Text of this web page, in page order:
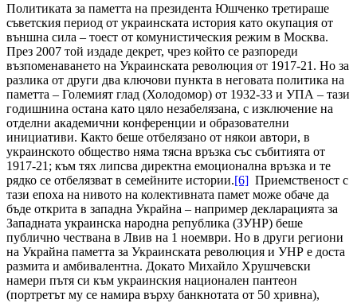
Политиката за паметта на президента Юшченко третираше
съветския период от украинската история като окупация от
външна сила – тоест от комунистическия режим в Москва.
През 2007 той издаде декрет, чрез който се разпореди
възпоменаването на Украинската революция от 1917-21. Но за
разлика от други два ключови пункта в неговата политика на
паметта – Големият глад (Холодомор) от 1932-33 и УПА – тази
годишнина остана като цяло незабелязана, с изключение на
отделни академични конференции и образователни
инициативи. Както беше отбелязано от някои автори, в
украинското общество няма тясна връзка със събитията от
1917-21; към тях липсва директна емоционална връзка и те
рядко се отбелязват в семейните истории.[6] Приемственост с
тази епоха на нивото на колективната памет може обаче да
бъде открита в западна Украйна – например декларацията за
Западната украинска народна република (ЗУНР) беше
публично чествана в Лвив на 1 ноември. Но в други региони
на Украйна паметта за Украинската революция и УНР е доста
размита и амбивалентна. Докато Михайло Хрушчевски
намери пътя си към украинския национален пантеон
(портретът му се намира върху банкнотата от 50 хривна),